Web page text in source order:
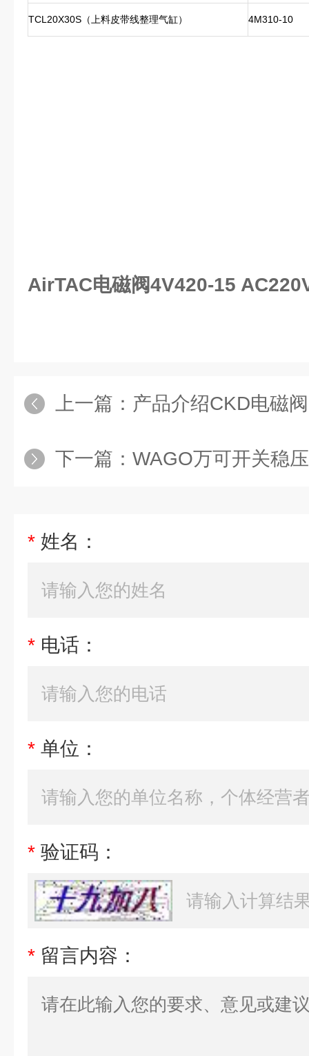
TCL20X30S（上料皮带线整理气缸） 4M310-10
AirTAC电磁阀4V420-15
上一篇： 产品介绍CKD电磁
下一篇： WAGO万可开关稳
* 姓名：
* 电话：
* 单位：
* 验证码：
* 留言内容：